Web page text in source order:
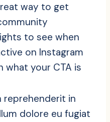
way to get
to see when
on Instagram
what your CTA is
reprehenderit in
dolore eu fugiat